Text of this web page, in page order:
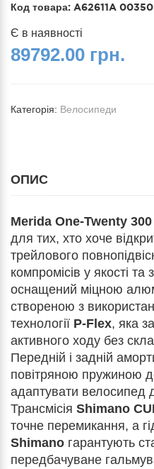
Код товара: A62611A 00350
Є в наявності
89792.00 грн.
Категорія: Велосипеди
ОПИС
Merida One-Twenty 300
для тих, хто хоче
трейлового
компромісів у якості
оснащений міцною
створеною з
технології P-Flex, яка
активного ходу без
Передній і задній
повітряною пружиною
адаптувати велосипед
Трансмісія Shimano
точне перемикання, а
Shimano гарантують
передбачуване